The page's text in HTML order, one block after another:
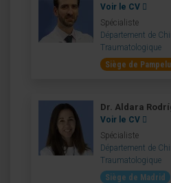
Voir le CV
Spécialiste
Département de
Traumatologique
Siège de
Dr. Aldara
Voir le CV
Spécialiste
Département de
Traumatologique
Siège de Madrid